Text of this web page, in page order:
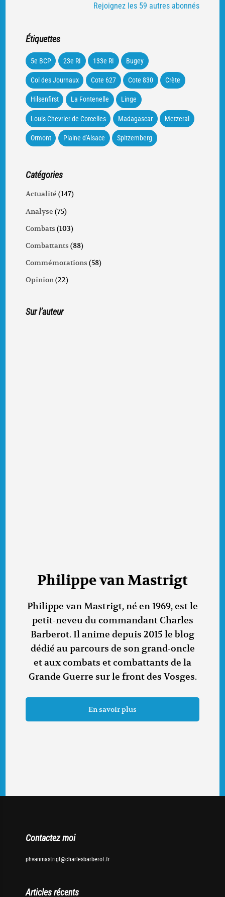
Rejoignez les 59 autres abonnés
Étiquettes
5e BCP 23e RI 133e RI Bugey
Col des Journaux Cote 627 Cote 830 Crète
Hilsenfirst La Fontenelle Linge
Louis Chevrier de Corcelles Madagascar Metzeral
Ormont Plaine d'Alsace Spitzemberg
Catégories
Actualité (147)
Analyse (75)
Combats (103)
Combattants (88)
Commémorations (58)
Opinion(22)
Sur l’auteur
Philippe van Mastrigt
Philippe van Mastrigt, né en 1969, est le
petit-neveu du commandant Charles
Barberot. Il anime depuis 2015 le blog
dédié au parcours de son grand-oncle
et aux combats et combattants de la
Grande Guerre sur le front des Vosges.
En savoir plus
Contactez moi
phvanmastrigt@charlesbarberot.fr
Articles récents